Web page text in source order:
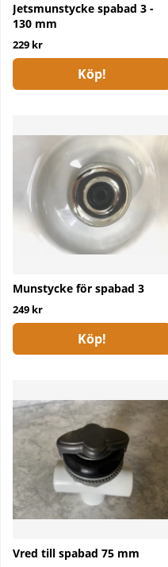
Jetsmunstycke spabad 3 -
130 mm
229 kr
Köp!
Munstycke för spabad 3
249 kr
Köp!
Vred till spabad 75 mm